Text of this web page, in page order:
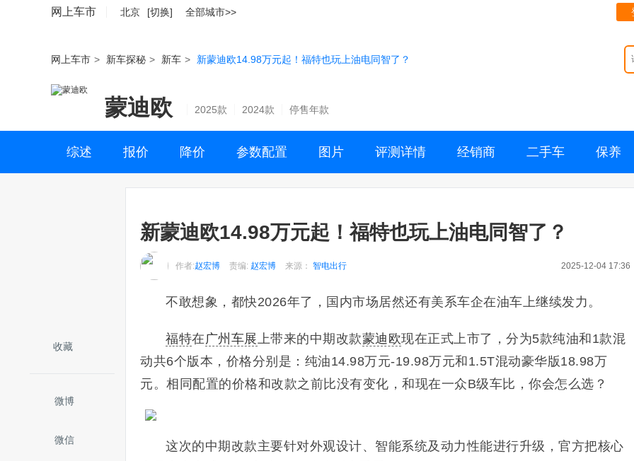
网上车市 北京 [切换] 全部城市>>
网上车市 > 新车探秘 > 新车 > 新蒙迪欧14.98万元起！福特也玩上油电同智了？
蒙迪欧 2025款 2024款 停售年款
综述 报价 降价 参数配置 图片 评测详情 经销商 二手车 保养
收藏
微博
微信
新蒙迪欧14.98万元起！福特也玩上油电同智了？
作者:赵宏博 责编: 赵宏博 来源： 智电出行 2025-12-04 17:36
不敢想象，都快2026年了，国内市场居然还有美系车企在油车上继续发力。
福特在 广州车展上带来的中期改款蒙迪欧现在正式上市了，分为5款纯油和1款混
动共6个版本，价格分别是：纯油14.98万元-19.98万元和1.5T混动豪华版18.98万
元。相同配置的价格和改款之前比没有变化，和现在一众B级车比，你会怎么选？
这次的中期改款主要针对外观设计、智能系统及动力性能进行升级，官方把核心